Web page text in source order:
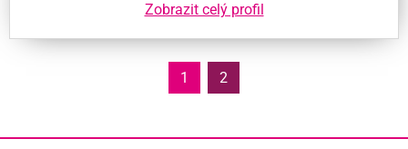
Zobrazit celý profil
1 2